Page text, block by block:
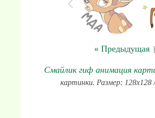
« Предыдущая|
Смайлик гиф анимация
картинки. Размер: